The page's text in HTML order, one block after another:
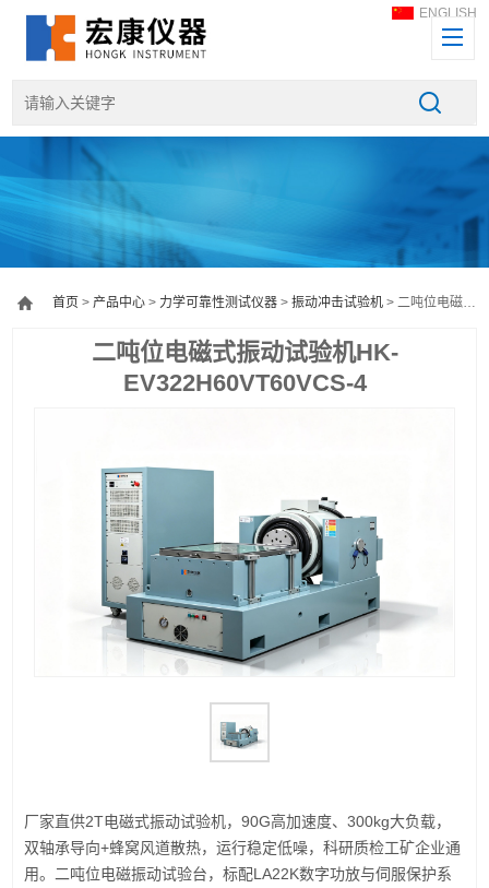
ENGLISH
首页 >产品中心 > 力学可靠性测试仪器 >振动冲击试验机 > 二吨位电磁式振动试验机HK-EV322H60VT60VCS-4
二吨位电磁式振动试验机HK-
EV322H60VT60VCS-4
厂家直供2T电磁式振动试验机，90G高加速度、300kg大负载，
双轴承导向+蜂窝风道散热，运行稳定低噪，科研质检工矿企业通
用。二吨位电磁振动试验台，标配LA22K数字功放与伺服保护系